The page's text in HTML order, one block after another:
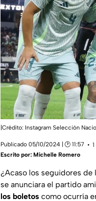
|Crédito: Instagram Selección
Publicado 05/10/2024 | 🕑 11:57
Escrito por: Michelle Romero
¿Acaso los seguidores de
se anunciara el partido
los boletos como ocurría